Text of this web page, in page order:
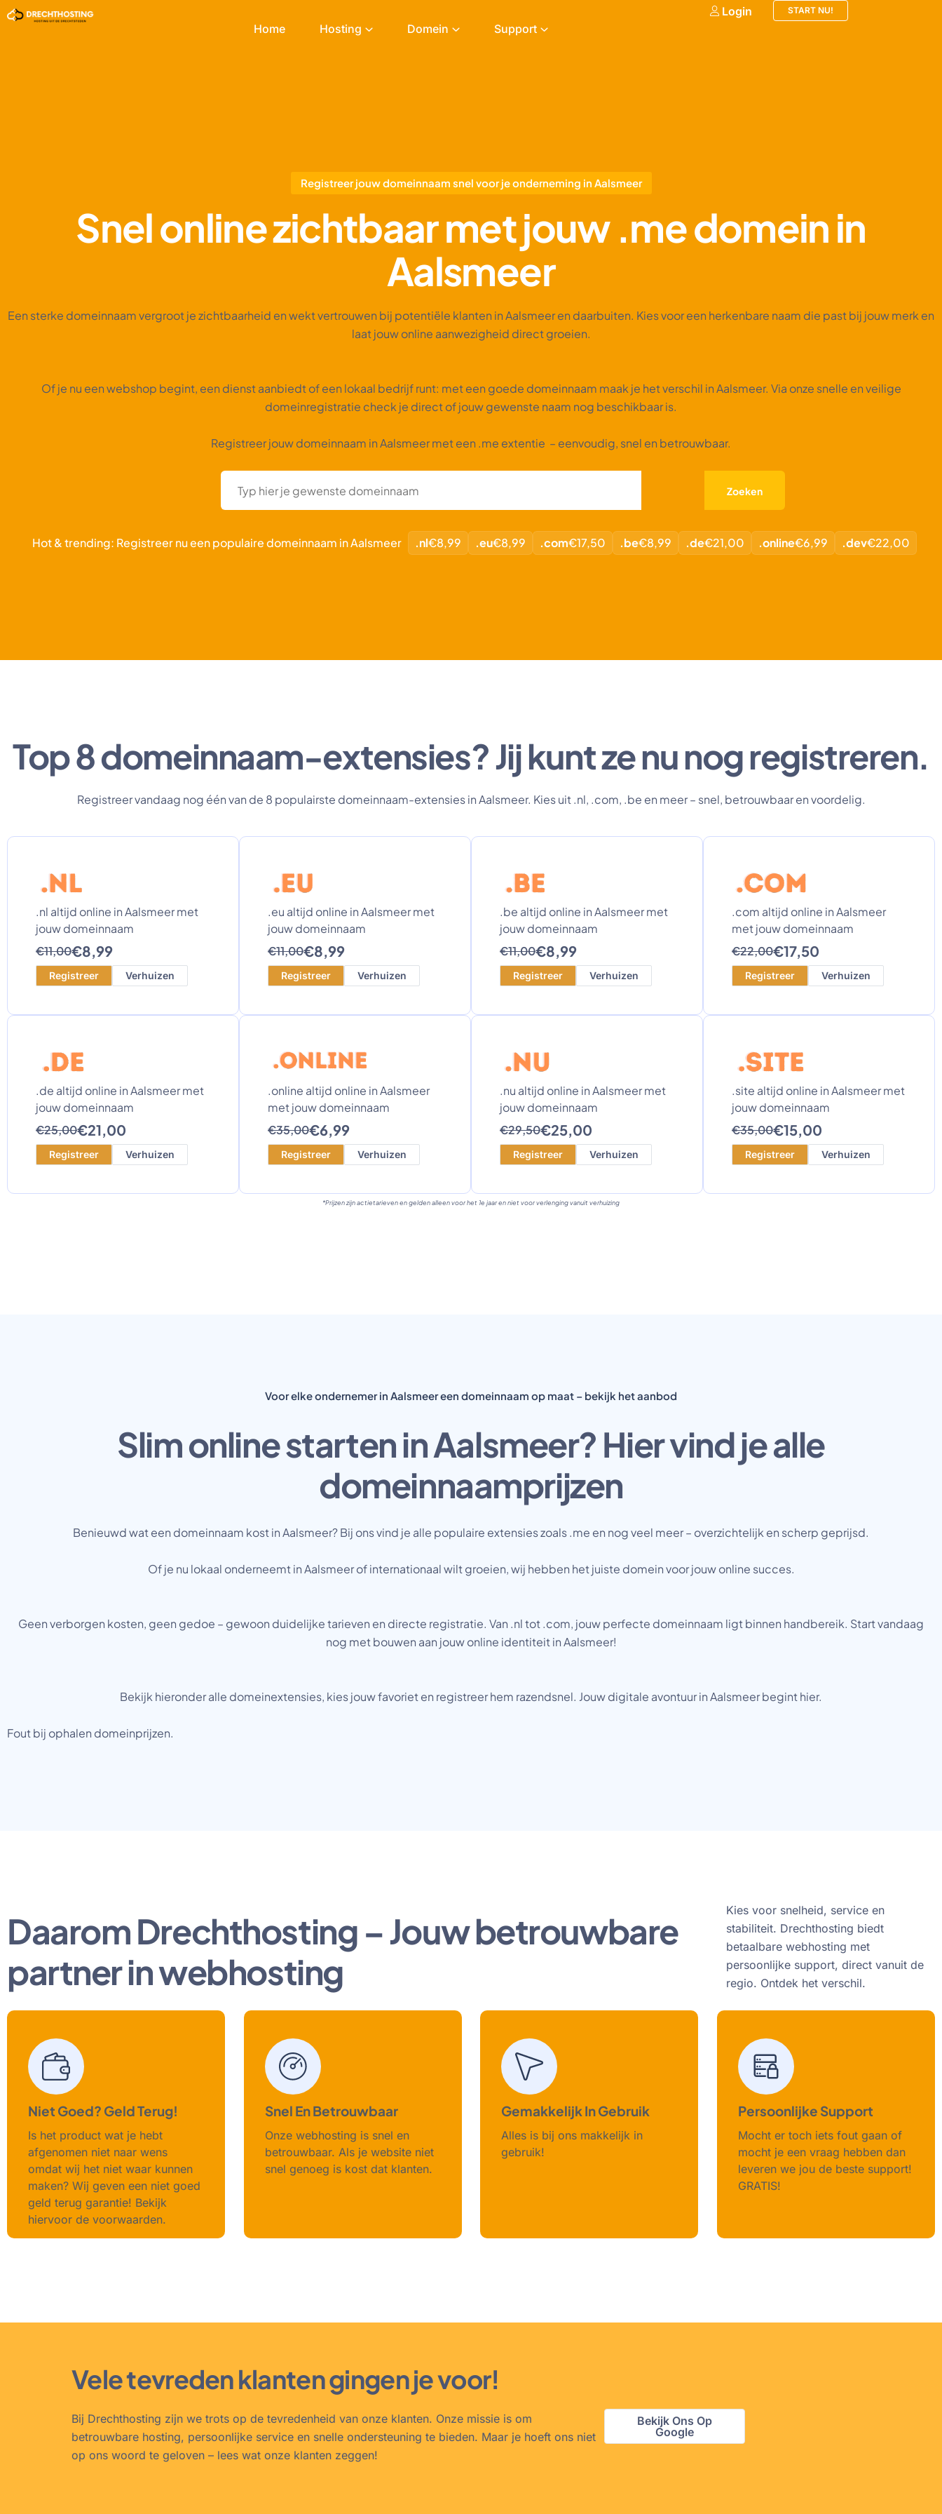
Home Hosting Domein Support
Login START NU!
Registreer jouw domeinnaam snel voor je onderneming in Aalsmeer
Snel online zichtbaar met jouw .me domein in
Aalsmeer
Een sterke domeinnaam vergroot je zichtbaarheid en wekt vertrouwen bij potentiële klanten in Aalsmeer en daarbuiten. Kies voor een herkenbare naam die past bij jouw merk en
laat jouw online aanwezigheid direct groeien.
Of je nu een webshop begint, een dienst aanbiedt of een lokaal bedrijf runt: met een goede domeinnaam maak je het verschil in Aalsmeer. Via onze snelle en veilige
domeinregistratie check je direct of jouw gewenste naam nog beschikbaar is.
Registreer jouw domeinnaam in Aalsmeer met een .me extentie – eenvoudig, snel en betrouwbaar.
Zoeken
Hot & trending: Registreer nu een populaire domeinnaam in Aalsmeer .nl€8,99 .eu€8,99 .com€17,50 .be€8,99 .de€21,00 .online€6,99 .dev€22,00
Top 8 domeinnaam-extensies? Jij kunt ze nu nog registreren.
Registreer vandaag nog één van de 8 populairste domeinnaam-extensies in Aalsmeer. Kies uit .nl, .com, .be en meer – snel, betrouwbaar en voordelig.
.nl altijd online in Aalsmeer met
jouw domeinnaam
€11,00€8,99
Registreer Verhuizen
.eu altijd online in Aalsmeer met
jouw domeinnaam
€11,00€8,99
Registreer Verhuizen
.be altijd online in Aalsmeer met
jouw domeinnaam
€11,00€8,99
Registreer Verhuizen
.com altijd online in Aalsmeer
met jouw domeinnaam
€22,00€17,50
Registreer Verhuizen
.de altijd online in Aalsmeer met
jouw domeinnaam
€25,00€21,00
Registreer Verhuizen
.online altijd online in Aalsmeer
met jouw domeinnaam
€35,00€6,99
Registreer Verhuizen
.nu altijd online in Aalsmeer met
jouw domeinnaam
€29,50€25,00
Registreer Verhuizen
.site altijd online in Aalsmeer met
jouw domeinnaam
€35,00€15,00
Registreer Verhuizen
*Prijzen zijn actietarieven en gelden alleen voor het 1e jaar en niet voor verlenging vanuit verhuizing
Voor elke ondernemer in Aalsmeer een domeinnaam op maat – bekijk het aanbod
Slim online starten in Aalsmeer? Hier vind je alle
domeinnaamprijzen
Benieuwd wat een domeinnaam kost in Aalsmeer? Bij ons vind je alle populaire extensies zoals .me en nog veel meer – overzichtelijk en scherp geprijsd.
Of je nu lokaal onderneemt in Aalsmeer of internationaal wilt groeien, wij hebben het juiste domein voor jouw online succes.
Geen verborgen kosten, geen gedoe – gewoon duidelijke tarieven en directe registratie. Van .nl tot .com, jouw perfecte domeinnaam ligt binnen handbereik. Start vandaag
nog met bouwen aan jouw online identiteit in Aalsmeer!
Bekijk hieronder alle domeinextensies, kies jouw favoriet en registreer hem razendsnel. Jouw digitale avontuur in Aalsmeer begint hier.
Fout bij ophalen domeinprijzen.
Daarom Drechthosting – Jouw betrouwbare
partner in webhosting
Kies voor snelheid, service en
stabiliteit. Drechthosting biedt
betaalbare webhosting met
persoonlijke support, direct vanuit de
regio. Ontdek het verschil.
Niet Goed? Geld Terug!
Is het product wat je hebt
afgenomen niet naar wens
omdat wij het niet waar kunnen
maken? Wij geven een niet goed
geld terug garantie! Bekijk
hiervoor de voorwaarden.
Snel En Betrouwbaar
Onze webhosting is snel en
betrouwbaar. Als je website niet
snel genoeg is kost dat klanten.
Gemakkelijk In Gebruik
Alles is bij ons makkelijk in
gebruik!
Persoonlijke Support
Mocht er toch iets fout gaan of
mocht je een vraag hebben dan
leveren we jou de beste support!
GRATIS!
Vele tevreden klanten gingen je voor!
Bij Drechthosting zijn we trots op de tevredenheid van onze klanten. Onze missie is om
betrouwbare hosting, persoonlijke service en snelle ondersteuning te bieden. Maar je hoeft ons niet
op ons woord te geloven – lees wat onze klanten zeggen!
Bekijk Ons Op
Google